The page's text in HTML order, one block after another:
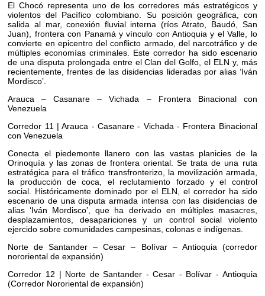
El Chocó representa uno de los corredores más estratégicos y
violentos del Pacífico colombiano. Su posición geográfica, con
salida al mar, conexión fluvial interna (ríos Atrato, Baudó, San
Juan), frontera con Panamá y vínculo con Antioquia y el Valle, lo
convierte en epicentro del conflicto armado, del narcotráfico y de
múltiples economías criminales. Este corredor ha sido escenario
de una disputa prolongada entre el Clan del Golfo, el ELN y, más
recientemente, frentes de las disidencias lideradas por alias ‘Iván
Mordisco’.
Arauca – Casanare – Vichada – Frontera Binacional con
Venezuela
Corredor 11 | Arauca - Casanare - Vichada - Frontera Binacional
con Venezuela
Conecta el piedemonte llanero con las vastas planicies de la
Orinoquía y las zonas de frontera oriental. Se trata de una ruta
estratégica para el tráfico transfronterizo, la movilización armada,
la producción de coca, el reclutamiento forzado y el control
social. Históricamente dominado por el ELN, el corredor ha sido
escenario de una disputa armada intensa con las disidencias de
alias ‘Iván Mordisco’, que ha derivado en múltiples masacres,
desplazamientos, desapariciones y un control social violento
ejercido sobre comunidades campesinas, colonas e indígenas.
Norte de Santander – Cesar – Bolívar – Antioquia (corredor
nororiental de expansión)
Corredor 12 | Norte de Santander - Cesar - Bolívar - Antioquia
(Corredor Nororiental de expansión)